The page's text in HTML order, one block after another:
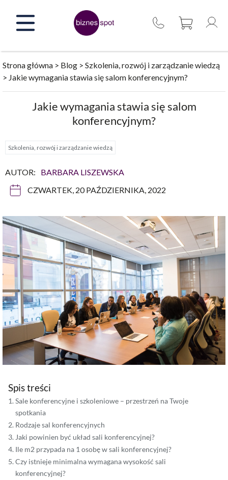
treści
Strona główna > Blog > Szkolenia, rozwój i zarządzanie wiedzą
> Jakie wymagania stawia się salom konferencyjnym?
Jakie wymagania stawia się salom
konferencyjnym?
Szkolenia, rozwój i zarządzanie wiedzą
AUTOR:
BARBARA LISZEWSKA
CZWARTEK, 20 PAŹDZIERNIKA, 2022
Spis treści
Sale konferencyjne i szkoleniowe – przestrzeń na Twoje
spotkania
Rodzaje sal konferencyjnych
Jaki powinien być układ sali konferencyjnej?
Ile m2 przypada na 1 osobę w sali konferencyjnej?
Czy istnieje minimalna wymagana wysokość sali
konferencyjnej?